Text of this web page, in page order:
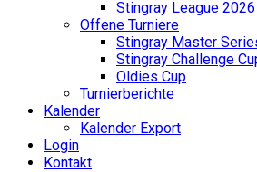
Stingray League 2026
Offene Turniere
Stingray Master
Stingray Challenge
Oldies Cup
Turnierberichte
Kalender
Kalender Export
Login
Kontakt